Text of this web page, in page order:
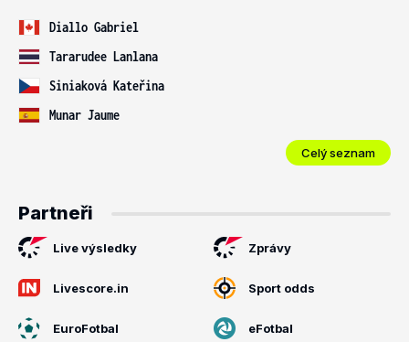
Diallo Gabriel
Tararudee Lanlana
Siniaková Kateřina
Munar Jaume
Celý seznam
Partneři
Live výsledky Zprávy
Livescore.in Sport odds
EuroFotbal eFotbal